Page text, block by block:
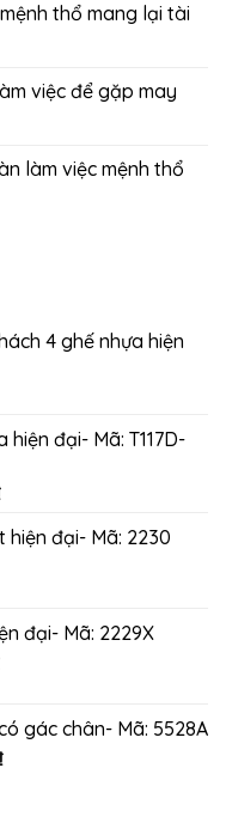
thổ mang lại tài
việc để gặp may
làm việc mệnh thổ
4 ghế nhựa hiện
đại- Mã: T117D-
Giá
tạihiện đại- Mã: 2230
đại- Mã: 2229X
gác chân- Mã: 5528A
Giá